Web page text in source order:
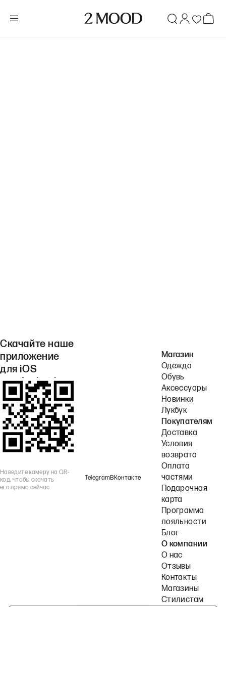
Скачайте наше
приложение
для iOS
или Android.
Наведите камеру на QR-
код, чтобы скачать
его прямо сейчас
TelegramВКонтакте
Магазин
Одежда
Обувь
Аксессуары
Новинки
Лукбук
Покупателям
Доставка
Условия
возврата
Оплата
частями
Подарочная
карта
Программа
лояльности
Блог
О компании
О нас
Отзывы
Контакты
Магазины
Стилистам